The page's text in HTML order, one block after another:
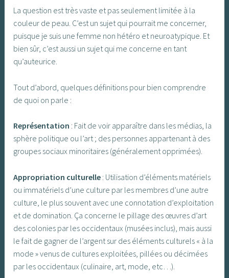
La question est très vaste et pas seulement limitée à la
couleur de peau. C’est un sujet qui pourrait me concerner,
puisque je suis une femme non hétéro et neuroatypique. Et
bien sûr, c’est aussi un sujet qui me concerne en tant
qu’auteurice.
Tout d’abord, quelques définitions pour bien comprendre
de quoi on parle :
Représentation : Fait de voir apparaître dans les médias, la
sphère politique ou l’art ; des personnes appartenant à des
groupes sociaux minoritaires (généralement opprimées).
Appropriation culturelle : Utilisation d’éléments matériels
ou immatériels d’une culture par les membres d’une autre
culture, le plus souvent avec une connotation d’exploitation
et de domination. Ça concerne le pillage des œuvres d’art
des colonies par les occidentaux (musées inclus), mais aussi
le fait de gagner de l’argent sur des éléments culturels « à la
mode » venus de cultures exploitées, pillées ou décimées
par les occidentaux (culinaire, art, mode, etc…).